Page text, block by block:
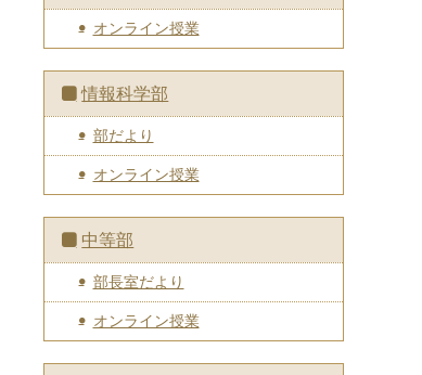
オンライン授業
情報科学部
部だより
オンライン授業
中等部
部長室だより
オンライン授業